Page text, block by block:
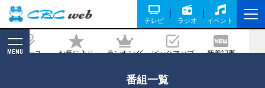
テレビ ラジオ イベント
ニュース お気に入り ランキング ピックアップ 新着記事
MENU
番組一覧